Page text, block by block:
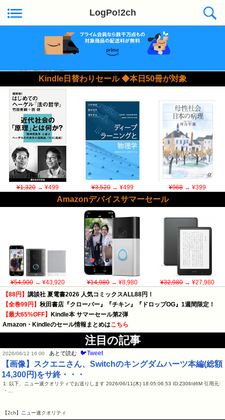
LogPo!2ch
Kindle日替わりセール ◆本日50冊が対象
¥1,320→ ¥499 ¥3,520→ ¥499 ¥968→ ¥399
Amazonデバイスサマーセール
¥54,900→ ¥43,920 ¥14,980→ ¥8,980 ¥32,980→ ¥27,980
【88円】 講談社 夏電書2026 人気コミックスALL88円！
【全巻99円】 秋田書店『クローバー』『チキン』『ドロップOG』1週間限定！
【最大65%OFF】
Kindle本 サマーセール第2弾
Amazon・Kindleのセール情報まとめはこちら
注目の記事
2026/06/12 16:00 あとで読む 🐦Tweet
【画像】スクエニさん、Switchのキングダムハーツ本編(総額
14,300円)をサ終・・・
1: 以下、ニュー速クオリティでお送りします 2026/06/11(木) 18:05:06.53 ID:Z30lI/d6M 引用元:
・…
【2ch】ニュー速クオリティ